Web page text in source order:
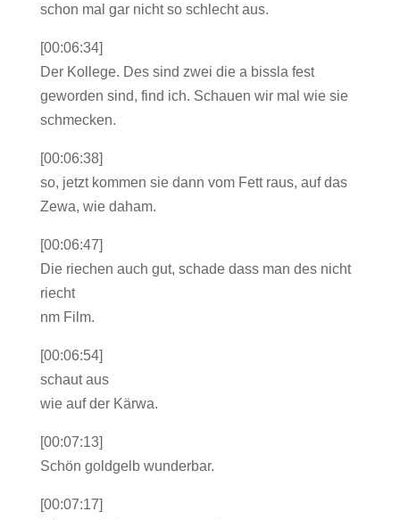
schon mal gar nicht so schlecht aus.
[00:06:34]
Der Kollege. Des sind zwei die a bissla fest
geworden sind, find ich. Schauen wir mal wie sie
schmecken.
[00:06:38]
so, jetzt kommen sie dann vom Fett raus, auf das
Zewa, wie daham.
[00:06:47]
Die riechen auch gut, schade dass man des nicht
riecht
nm Film.
[00:06:54]
schaut aus
wie auf der Kärwa.
[00:07:13]
Schön goldgelb wunderbar.
[00:07:17]